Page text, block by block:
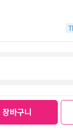
장바구니
고 쓸모없는 사람도
라면 서로가 보석처
는 실패하고 마네요.
금동기는 다신의 우
금동기에게는 오히려
금동기! 하지만 회장
제멋대로 행동해서는
회사 소개 출